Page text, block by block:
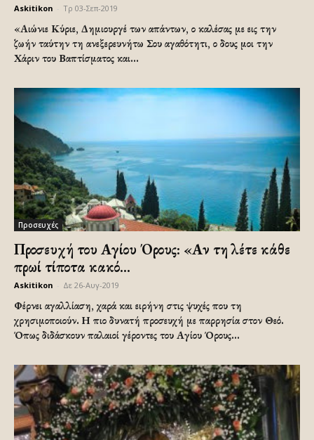
Askitikon Τρ 03-Σεπ-2019
«Αιώνιε Κύριε, Δημιουργέ των απάντων, ο καλέσας με εις την
ζωήν ταύτην τη ανεξερευνήτω Σου αγαθότητι, ο δους μοι την
Χάριν του Βαπτίσματος και...
Προσευχές
Προσευχή του Αγίου Όρους: «Αν τη λέτε κάθε
πρωί τίποτα κακό...
Askitikon Δε 26-Αυγ-2019
Φέρνει αγαλλίαση, χαρά και ειρήνη στις ψυχές που τη
χρησιμοποιούν. Η πιο δυνατή προσευχή με παρρησία στον Θεό.
Όπως διδάσκουν παλαιοί γέροντες του Αγίου Όρους...